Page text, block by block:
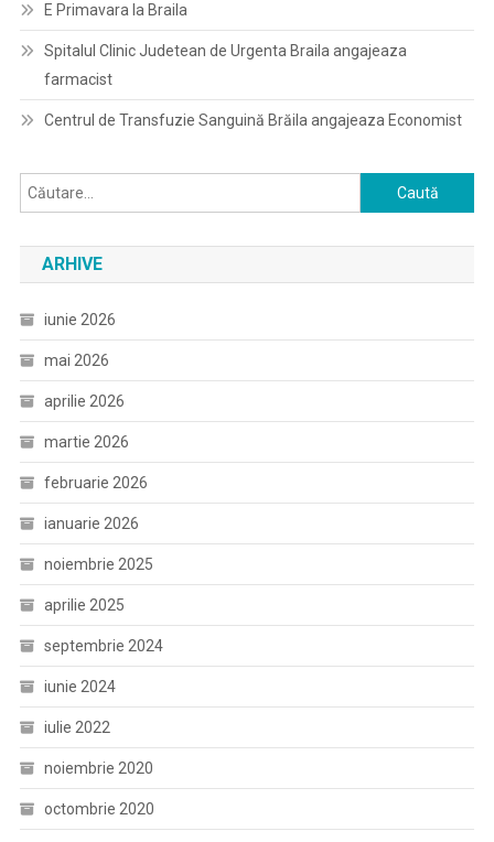
E Primavara la Braila
Spitalul Clinic Judetean de Urgenta Braila angajeaza
farmacist
Centrul de Transfuzie Sanguină Brăila angajeaza Economist
Caută
după:
ARHIVE
iunie 2026
mai 2026
aprilie 2026
martie 2026
februarie 2026
ianuarie 2026
noiembrie 2025
aprilie 2025
septembrie 2024
iunie 2024
iulie 2022
noiembrie 2020
octombrie 2020